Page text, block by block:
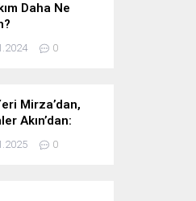
Daha Ne
0
Mirza’dan,
Akın’dan:
Kaldı.
0